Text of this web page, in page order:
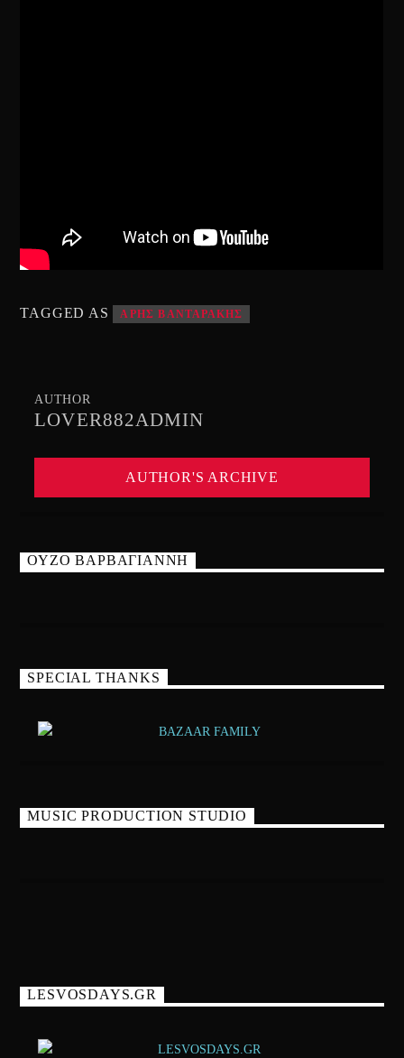
TAGGED AS ΑΡΗΣ ΒΑΝΤΑΡΑΚΗΣ
AUTHOR
LOVER882ADMIN
AUTHOR'S ARCHIVE
ΟΥΖΟ ΒΑΡΒΑΓΙΑΝΝΗ
SPECIAL THANKS
MUSIC PRODUCTION STUDIO
LESVOSDAYS.GR